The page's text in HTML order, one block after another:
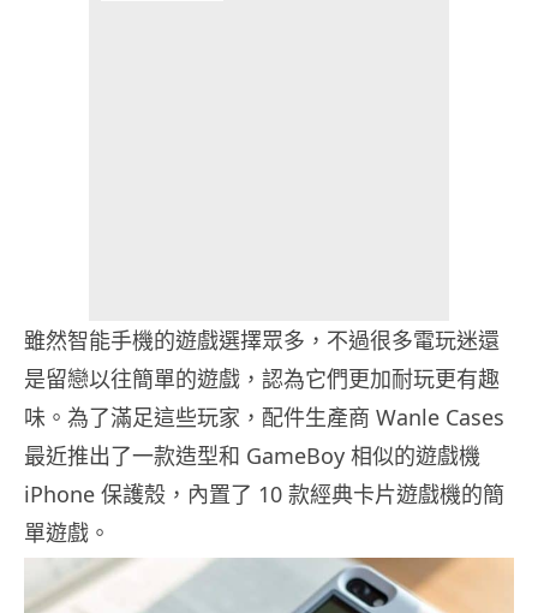
雖然智能手機的遊戲選擇眾多，不過很多電玩迷還
是留戀以往簡單的遊戲，認為它們更加耐玩更有趣
味。為了滿足這些玩家，配件生產商 Wanle Cases
最近推出了一款造型和 GameBoy 相似的遊戲機
iPhone 保護殼，內置了 10 款經典卡片遊戲機的簡
單遊戲。